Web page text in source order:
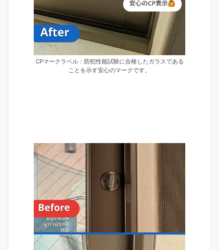
CPマークラベル：防犯性能試験に合格したガラスである
ことを示す安心のマークです。